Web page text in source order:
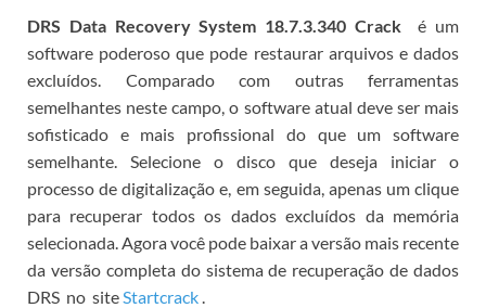
DRS Data Recovery System 18.7.3.340 Cracké um
software poderoso que pode restaurar arquivos e dados
excluídos. Comparado com outras ferramentas
semelhantes neste campo, o software atual deve ser mais
sofisticado e mais profissional do que um software
semelhante. Selecione o disco que deseja iniciar o
processo de digitalização e, em seguida, apenas um clique
para recuperar todos os dados excluídos da memória
selecionada.Agora você pode baixar a versão mais recente
da versão completa do sistema de recuperação de dados
DRS no siteStartcrack.